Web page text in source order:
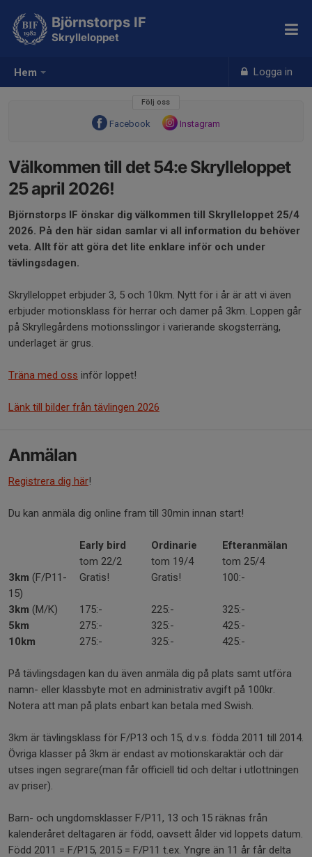
Hem Logga in
Björnstorps IF
Skrylleloppet
Följ oss
Facebook Instagram
Välkommen till det 54:e Skrylleloppet
25 april 2026!
Björnstorps IF önskar dig välkommen till Skrylleloppet 25/4
2026. På den här sidan samlar vi all information du behöver
veta. Allt för att göra det lite enklare inför och under
tävlingsdagen.
Skrylleloppet erbjuder 3, 5 och 10km. Nytt för i år är att vi även
erbjuder motionsklass för herrar och damer på 3km. Loppen går
på Skryllegårdens motionsslingor i varierande skogsterräng,
underlaget är grus.
Träna med oss inför loppet!
Länk till bilder från tävlingen 2026
Anmälan
Registrera dig här!
Du kan anmäla dig online fram till 30min innan start!
Early bird
tom 22/2
Ordinarie
tom 19/4
Efteranmälan
tom 25/4
3km (F/P11-
15)
Gratis! Gratis! 100:-
3km (M/K) 175:- 225:-
325:-
5km
275:- 325:-
425:-
10km
275:- 325:- 425:-
På tävlingsdagen kan du även anmäla dig på plats samt utföra
namn- eller klassbyte mot en administrativ avgift på 100kr.
Notera att man på plats enbart kan betala med Swish.
3km är tävlingsklass för F/P13 och 15, d.v.s. födda 2011 till 2014.
Övriga klasser på 3km är endast av motionskaraktär och där
utses ingen segrare(man får officiell tid och deltar i utlottningen
av priser).
Barn- och ungdomsklasser F/P11, 13 och 15 räknas från
kalenderåret deltagaren är född, oavsett ålder vid loppets datum.
Född 2011 = F/P15, 2015 = F/P11 t.ex. Yngre än 11 år får delta